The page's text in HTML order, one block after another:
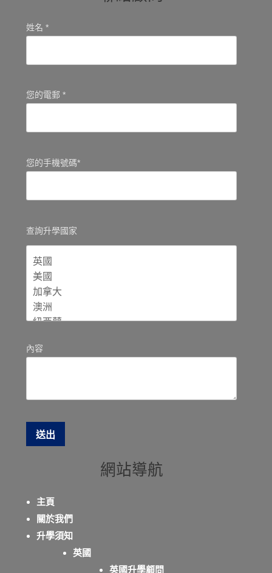
姓名 *
您的電郵 *
您的手機號碼*
查詢升學國家
內容
網站導航
主頁
關於我們
升學須知
英國
英國升學顧問